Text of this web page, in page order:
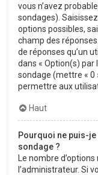
vous n’avez
sondages).
options possibles,
champ des
de réponses qu’un
dans « Option(s) par
sondage (mettre « 0
permettre aux
Haut
Pourquoi ne puis-je
sondage ?
Le nombre
l’administrateur. Si